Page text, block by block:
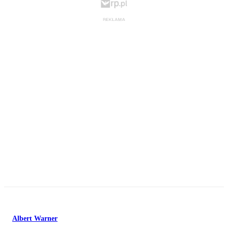
Albert Warner